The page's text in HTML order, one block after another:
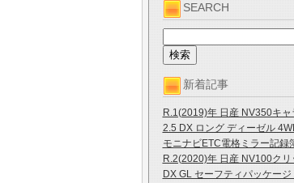
SEARCH
新着記事
R.1(2019)年 日産 NV350キャ
2.5 DX ロング ディーゼル
モニナビETC電格ミラー記録
R.2(2020)年 日産 NV100クリ
DX GL セーフティパッケージ